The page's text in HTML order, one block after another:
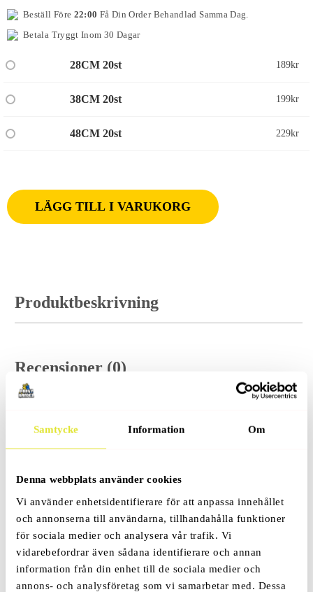
Samtycke Information Om
Denna webbplats använder cookies
Vi använder enhetsidentifierare för att anpassa innehållet
och annonserna till användarna, tillhandahålla funktioner
för sociala medier och analysera vår trafik. Vi
vidarebefordrar även sådana identifierare och annan
information från din enhet till de sociala medier och
annons- och analysföretag som vi samarbetar med. Dessa
Beställ Före 22:00 Få Din Order Behandlad Samma Dag.
Betala Tryggt Inom 30 Dagar
28CM 20st 189kr
38CM 20st 199kr
48CM 20st 229kr
LÄGG TILL I VARUKORG
Produktbeskrivning
Recensioner (0)
Inspektionskamera Vattentålig
199Kr–399Kr